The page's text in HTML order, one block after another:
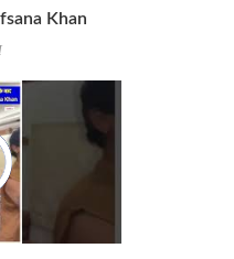
Khan